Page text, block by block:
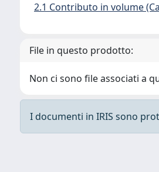
2.1 Contributo in volume
File in questo prodotto:
Non ci sono file associati a
I documenti in IRIS sono